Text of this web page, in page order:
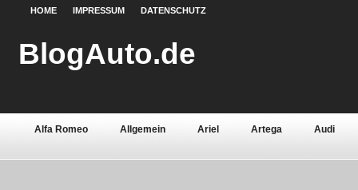
HOME IMPRESSUM DATENSCHUTZ
BlogAuto.de
Alfa Romeo Allgemein Ariel Artega Audi
Chevrolet Chrysler Citroën Continental Dacia